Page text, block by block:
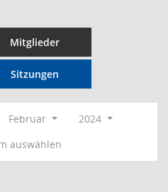
Mitglieder
Sitzungen
Februar
2024
auswählen